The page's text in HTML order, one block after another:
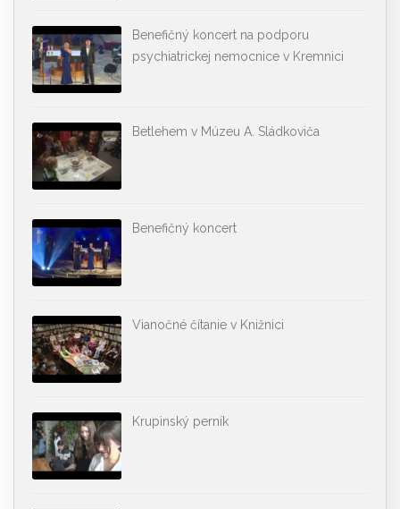
Benefičný koncert na podporu
psychiatrickej nemocnice v Kremnici
Betlehem v Múzeu A. Sládkoviča
Benefičný koncert
Vianočné čítanie v Knižnici
Krupinský perník